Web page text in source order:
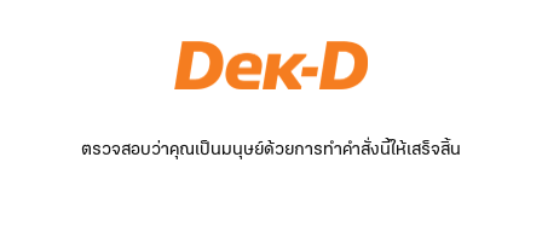
ตรวจสอบว่าคุณเป็นมนุษย์ด้วยการทำคำสั่งนี้ให้เสร็จสิ้น